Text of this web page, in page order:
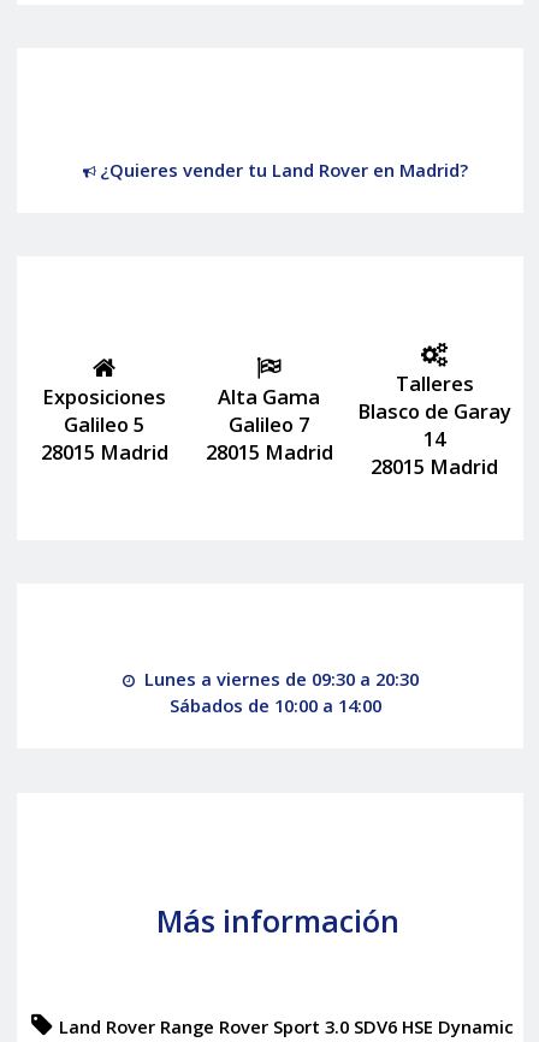
¿Quieres vender tu Land Rover en Madrid?
Exposiciones
Galileo 5
28015 Madrid
Alta Gama
Galileo 7
28015 Madrid
Talleres
Blasco de Garay
14
28015 Madrid
Lunes a viernes de 09:30 a 20:30
Sábados de 10:00 a 14:00
Más información
Land Rover Range Rover Sport 3.0 SDV6 HSE Dynamic